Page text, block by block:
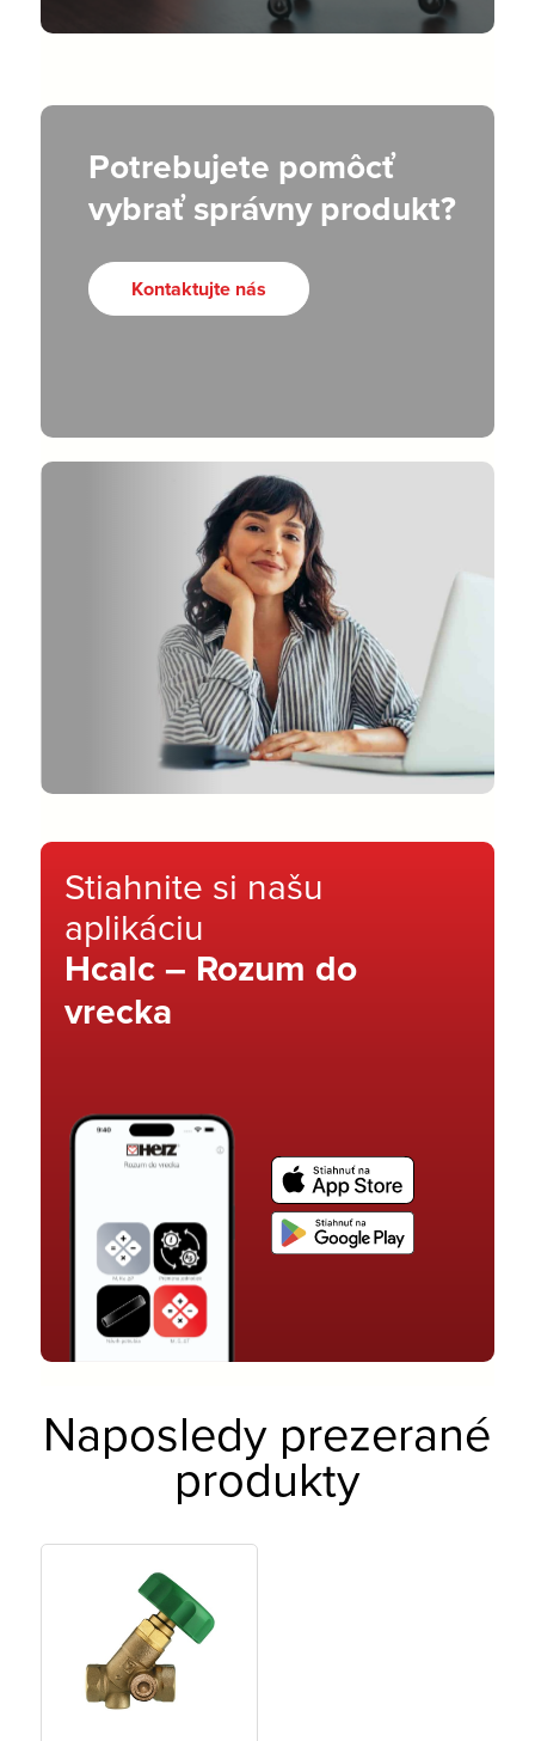
Potrebujete pomôcť
vybrať správny produkt?
Kontaktujte nás
Stiahnite si našu
aplikáciu
Hcalc – Rozum do
vrecka
Naposledy prezerané
produkty